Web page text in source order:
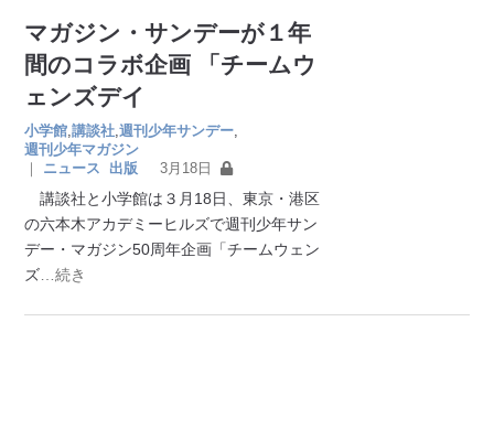
マガジン・サンデーが１年
間のコラボ企画 「チームウ
ェンズデイ
小学館 ,講談社 ,週刊少年サンデー
週刊少年マガジン
｜
ニュース 出版 3月18日
講談社と小学館は３月18日、東京・港区
の六本木アカデミーヒルズで週刊少年サン
デー・マガジン50周年企画「チームウェン
ズ …続き